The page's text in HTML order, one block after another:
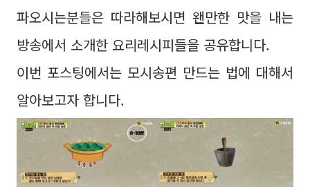
파오시는분들은 따라해보시면 왠만한 맛을 내는
방송에서 소개한 요리레시피들을 공유합니다.
이번 포스팅에서는 모시송편 만드는 법에 대해서
알아보고자 합니다.